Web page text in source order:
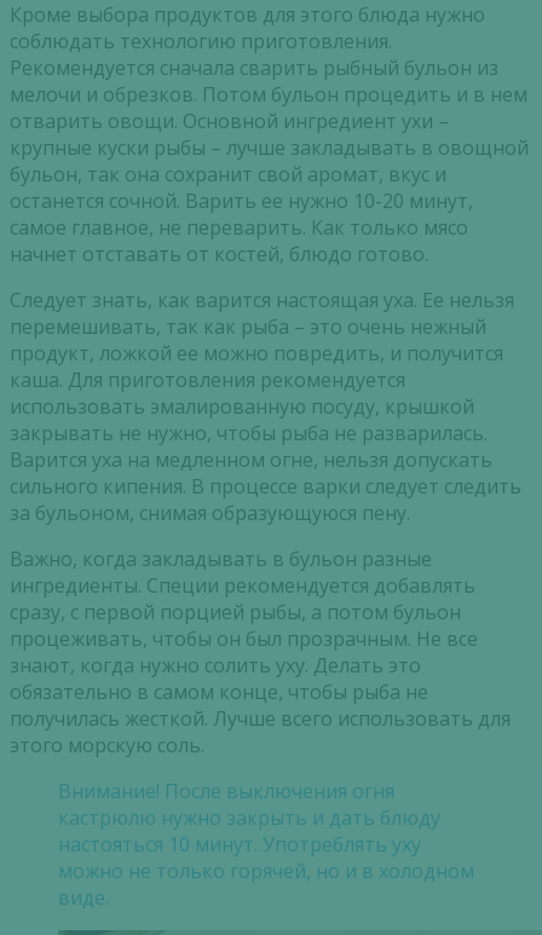
Кроме выбора продуктов для этого блюда нужно
соблюдать технологию приготовления.
Рекомендуется сначала сварить рыбный бульон из
мелочи и обрезков. Потом бульон процедить и в нем
отварить овощи. Основной ингредиент ухи –
крупные куски рыбы – лучше закладывать в овощной
бульон, так она сохранит свой аромат, вкус и
останется сочной. Варить ее нужно 10-20 минут,
самое главное, не переварить. Как только мясо
начнет отставать от костей, блюдо готово.
Следует знать, как варится настоящая уха. Ее нельзя
перемешивать, так как рыба – это очень нежный
продукт, ложкой ее можно повредить, и получится
каша. Для приготовления рекомендуется
использовать эмалированную посуду, крышкой
закрывать не нужно, чтобы рыба не разварилась.
Варится уха на медленном огне, нельзя допускать
сильного кипения. В процессе варки следует следить
за бульоном, снимая образующуюся пену.
Важно, когда закладывать в бульон разные
ингредиенты. Специи рекомендуется добавлять
сразу, с первой порцией рыбы, а потом бульон
процеживать, чтобы он был прозрачным. Не все
знают, когда нужно солить уху. Делать это
обязательно в самом конце, чтобы рыба не
получилась жесткой. Лучше всего использовать для
этого морскую соль.
Внимание! После выключения огня
кастрюлю нужно закрыть и дать блюду
настояться 10 минут. Употреблять уху
можно не только горячей, но и в холодном
виде.